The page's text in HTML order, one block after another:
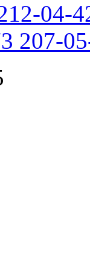
04-
207-